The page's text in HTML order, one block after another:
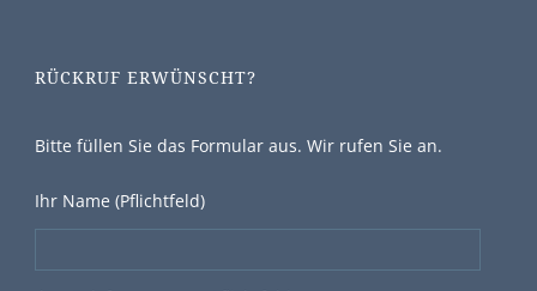
RÜCKRUF ERWÜNSCHT?
Bitte füllen Sie das Formular aus. Wir rufen Sie an.
Ihr Name (Pflichtfeld)